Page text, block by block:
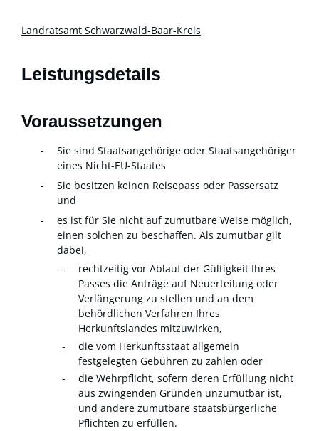
Landratsamt Schwarzwald-Baar-Kreis
Leistungsdetails
Voraussetzungen
Sie sind Staatsangehörige oder Staatsangehöriger
eines Nicht-EU-Staates
Sie besitzen keinen Reisepass oder Passersatz
und
es ist für Sie nicht auf zumutbare Weise möglich,
einen solchen zu beschaffen. Als zumutbar gilt
dabei,
rechtzeitig vor Ablauf der Gültigkeit Ihres
Passes die Anträge auf Neuerteilung oder
Verlängerung zu stellen und an dem
behördlichen Verfahren Ihres
Herkunftslandes mitzuwirken,
die vom Herkunftsstaat allgemein
festgelegten Gebühren zu zahlen oder
die Wehrpflicht, sofern deren Erfüllung nicht
aus zwingenden Gründen unzumutbar ist,
und andere zumutbare staatsbürgerliche
Pflichten zu erfüllen.